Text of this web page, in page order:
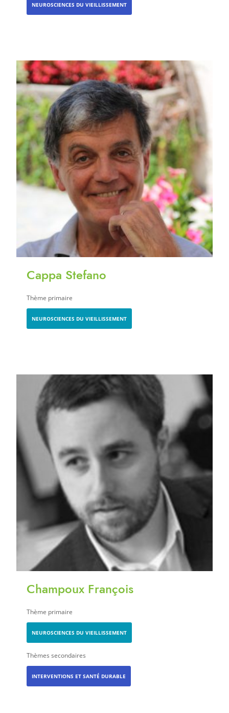
NEUROSCIENCES DU VIEILLISSEMENT
Cappa Stefano
Thème primaire
NEUROSCIENCES DU VIEILLISSEMENT
Champoux François
Thème primaire
NEUROSCIENCES DU VIEILLISSEMENT
Thèmes secondaires
INTERVENTIONS ET SANTÉ DURABLE